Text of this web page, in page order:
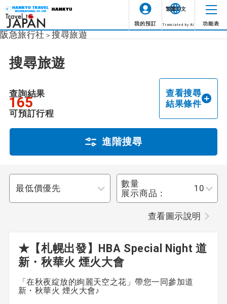
我的預訂 Translated by AI 功能表
阪急旅行社 搜尋旅遊
搜尋旅遊
查詢結果
165
可預訂行程
查看搜尋
結果條件
進階搜尋
數量
展示商品：
查看圖示說明
★【札幌出發】HBA Special Night 道
新・秋華火 煙火大會
「在秋夜綻放的絢麗天空之花」帶您一同參加道
新・秋華火 煙火大會♪
圖示
整個旅程都有領隊陪同。
由當地領隊陪同
領隊從第一天抵達旅遊目的
地機場開始到最後一天抵達
出發機場全程陪同。
整個旅程都有英語領隊陪
同。
成行情況
目的地
出發日期
未指定
繁體中文